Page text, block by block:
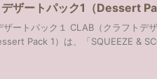
ザートパック1（Dessert
ザートパック１ CLAB（クラフトデ
Pack 1）は、「SQUEEZE &